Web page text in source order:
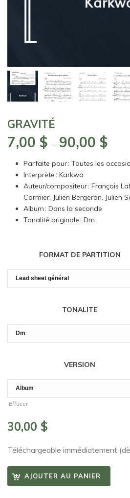
GRAVITÉ
7,00 $ – 90,00 $Plage
prix :
à
Parfaite pour : Toutes les
Interprète : Karkwa
Auteur/compositeur : François
Cormier, Julien Bergeron, Julien
Album : Dans la seconde
Tonalité originale : Dm
FORMAT DE PARTITION
TONALITE
VERSION
Effacer
30,00 $
Téléchargeable immédiatement
AJOUTER AU PANIER